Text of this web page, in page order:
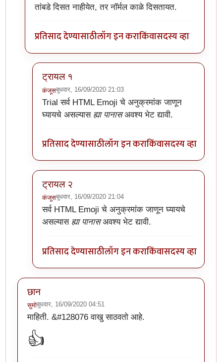
तांबडे दिसत नाहीयेत, तर नॉर्मल काळे दिसतायत.
प्रतिसाद देण्यासाठीलॉग इन कराकिंवासदस्य व्हा
ट्रायल १
कंजूसबुधवार, 16/09/2020 21:03
In reply toअरेच्चा!by डॅनी ओशन
Trialसर्व HTML Emoji चे अनुक्रमांक जाणून
घ्यायचे असल्यास ह्या पानासअवश्य भेट द्यावी.
प्रतिसाद देण्यासाठीलॉग इन कराकिंवासदस्य व्हा
ट्रायल २
कंजूसबुधवार, 16/09/2020 21:04
In reply toअरेच्चा!byडॅनी ओशन
सर्व HTML Emoji चे अनुक्रमांक जाणून घ्यायचे
असल्यास ह्या पानासअवश्य भेट द्यावी.
प्रतिसाद देण्यासाठीलॉग इन कराकिंवासदस्य व्हा
छान
सुमोबुधवार, 16/09/2020 04:51
माहिती. &#128076 वाखु साठवतो आहे.
👍